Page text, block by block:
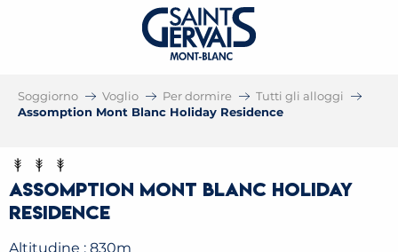
Soggiorno Voglio Per dormire
Tutti gli alloggi
Assomption Mont Blanc Holiday Residence
Assomption Mont Blanc Holiday
Residence
Altitudine : 830m